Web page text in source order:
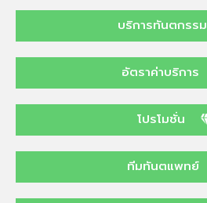
บริการทันตกรรม
อัตราค่าบริการ
โปรโมชั่น
ทีมทันตแพทย์